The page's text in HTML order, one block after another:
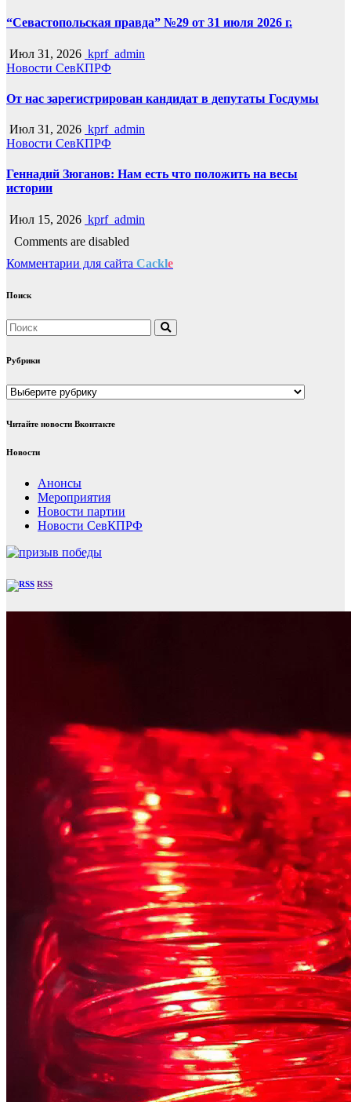
“Севастопольская правда” №29 от 31 июля 2026 г.
Июл 31, 2026 kprf_admin
Новости СевКПРФ
От нас зарегистрирован кандидат в депутаты Госдумы
Июл 31, 2026 kprf_admin
Новости СевКПРФ
Геннадий Зюганов: Нам есть что положить на весы
истории
Июл 15, 2026 kprf_admin
Comments are disabled
Комментарии для сайта Cackle
Поиск
Рубрики
Рубрики
Читайте новости Вконтакте
Новости
Анонсы
Мероприятия
Новости партии
Новости СевКПРФ
RSS